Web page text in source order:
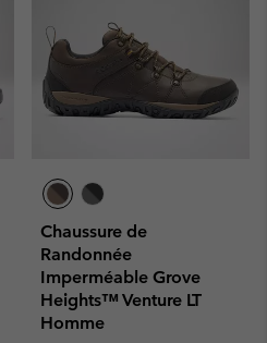
Chaussure de
Randonnée
Imperméable Grove
Heights™ Venture LT
Homme